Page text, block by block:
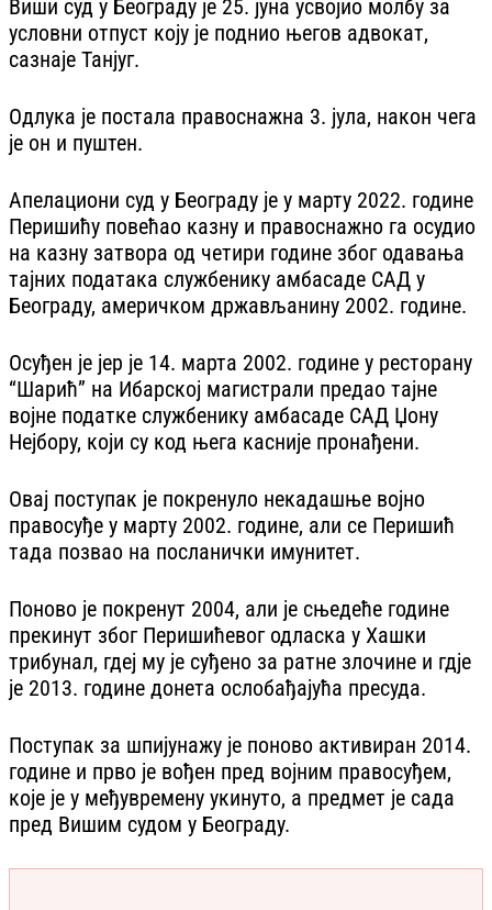
Виши суд у Београду је 25. јуна усвојио молбу за
условни отпуст коју је поднио његов адвокат,
сазнаје Танјуг.
Одлука је постала правоснажна 3. јула, након чега
је он и пуштен.
Апелациони суд у Београду је у марту 2022. године
Перишићу повећао казну и правоснажно га осудио
на казну затвора од четири године због одавања
тајних података службенику амбасаде САД у
Београду, америчком држављанину 2002. године.
Осуђен је јер је 14. марта 2002. године у ресторану
“Шарић” на Ибарској магистрали предао тајне
војне податке службенику амбасаде САД Џону
Нејбору, који су код њега касније пронађени.
Овај поступак је покренуло некадашње војно
правосуђе у марту 2002. године, али се Перишић
тада позвао на посланички имунитет.
Поново је покренут 2004, али је сњедеће године
прекинут због Перишићевог одласка у Хашки
трибунал, гдеј му је суђено за ратне злочине и гдје
је 2013. године донета ослобађајућа пресуда.
Поступак за шпијунажу је поново активиран 2014.
године и прво је вођен пред војним правосуђем,
које је у међувремену укинуто, а предмет је сада
пред Вишим судом у Београду.